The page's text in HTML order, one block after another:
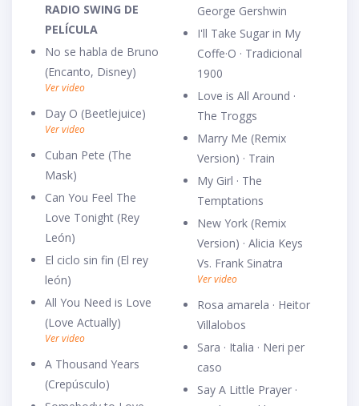
RADIO SWING DE
PELÍCULA
No se habla de Bruno
(Encanto, Disney)
Ver video
Day O (Beetlejuice)
Ver video
Cuban Pete (The
Mask)
Can You Feel The
Love Tonight (Rey
León)
El ciclo sin fin (El rey
león)
All You Need is Love
(Love Actually)
Ver video
A Thousand Years
(Crepúsculo)
George Gershwin
I'll Take Sugar in My
Coffe·O · Tradicional
1900
Love is All Around ·
The Troggs
Marry Me (Remix
Version) · Train
My Girl · The
Temptations
New York (Remix
Version) · Alicia Keys
Vs. Frank Sinatra
Ver video
Rosa amarela · Heitor
Villalobos
Sara · Italia · Neri per
caso
Say A Little Prayer ·